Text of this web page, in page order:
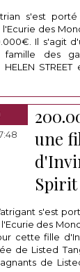
s'est
des
Il s'agit
des
HELEN
une
Spirit
s'est
des
cette fille
de Listed
de